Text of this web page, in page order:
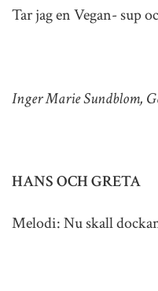
Tar jag en Vegan- sup
Inger Marie Sundblom,
HANS OCH GRETA
Melodi: Nu skall